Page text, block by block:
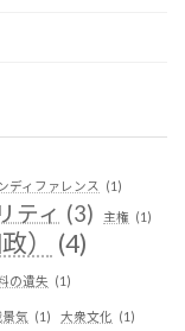
ディファレンス (1)
ティ (3) 主権 (1)
） (4)
の遺失 (1)
気 (1) 大衆文化 (1)